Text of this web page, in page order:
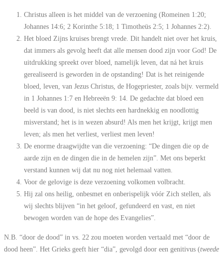
Christus alleen is het middel van de verzoening (Romeinen 1:20;
Johannes 14:6; 2 Korinthe 5:18; 1 Timotheüs 2:5; 1 Johannes 2:2).
Het bloed Zijns kruises brengt vrede. Dit handelt niet over het kruis,
dat immers als gevolg heeft dat alle mensen dood zijn voor God! De
uitdrukking spreekt over bloed, namelijk leven, dat ná het kruis
gerealiseerd is geworden in de opstanding! Dat is het reinigende
bloed, leven, van Jezus Christus, de Hogepriester, zoals bijv. vermeld
in 1 Johannes 1:7 en Hebreeën 9: 14. De gedachte dat bloed een
beeld is van dood, is niet slechts een hardnekkig en noodlottig
misverstand; het is in wezen absurd! Als men het krijgt, krijgt men
leven; als men het verliest, verliest men leven!
De enorme draagwijdte van die verzoening: “De dingen die op de
aarde zijn en de dingen die in de hemelen zijn”. Met ons beperkt
verstand kunnen wij dat nu nog niet helemaal vatten.
Voor de gelovige is deze verzoening volkomen volbracht.
Hij zal ons heilig, onbesmet en onberispelijk vóór Zich stellen, als
wij slechts blijven “in het geloof, gefundeerd en vast, en niet
bewogen worden van de hope des Evangelies”.
N.B. “door de dood” in vs. 22 zou moeten worden vertaald met “door de
dood heen”. Het Grieks geeft hier “dia”, gevolgd door een genitivus (tweede